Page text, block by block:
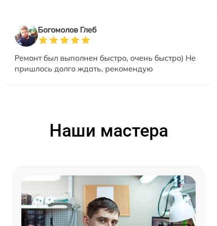
Богомолов Глеб
Ремонт был выполнен быстро, очень быстро) Не
пришлось долго ждать, рекомендую
Наши мастера